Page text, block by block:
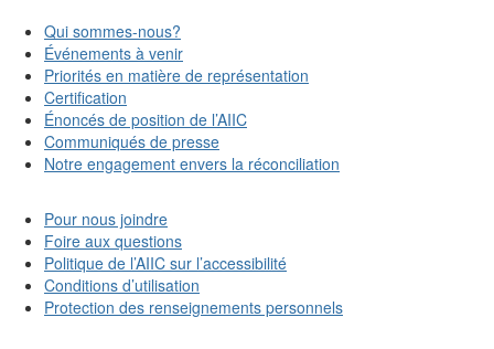
Qui sommes-nous?
Événements à venir
Priorités en matière de représentation
Certification
Énoncés de position de l’AIIC
Communiqués de presse
Notre engagement envers la réconciliation
Pour nous joindre
Foire aux questions
Politique de l’AIIC sur l’accessibilité
Conditions d’utilisation
Protection des renseignements personnels